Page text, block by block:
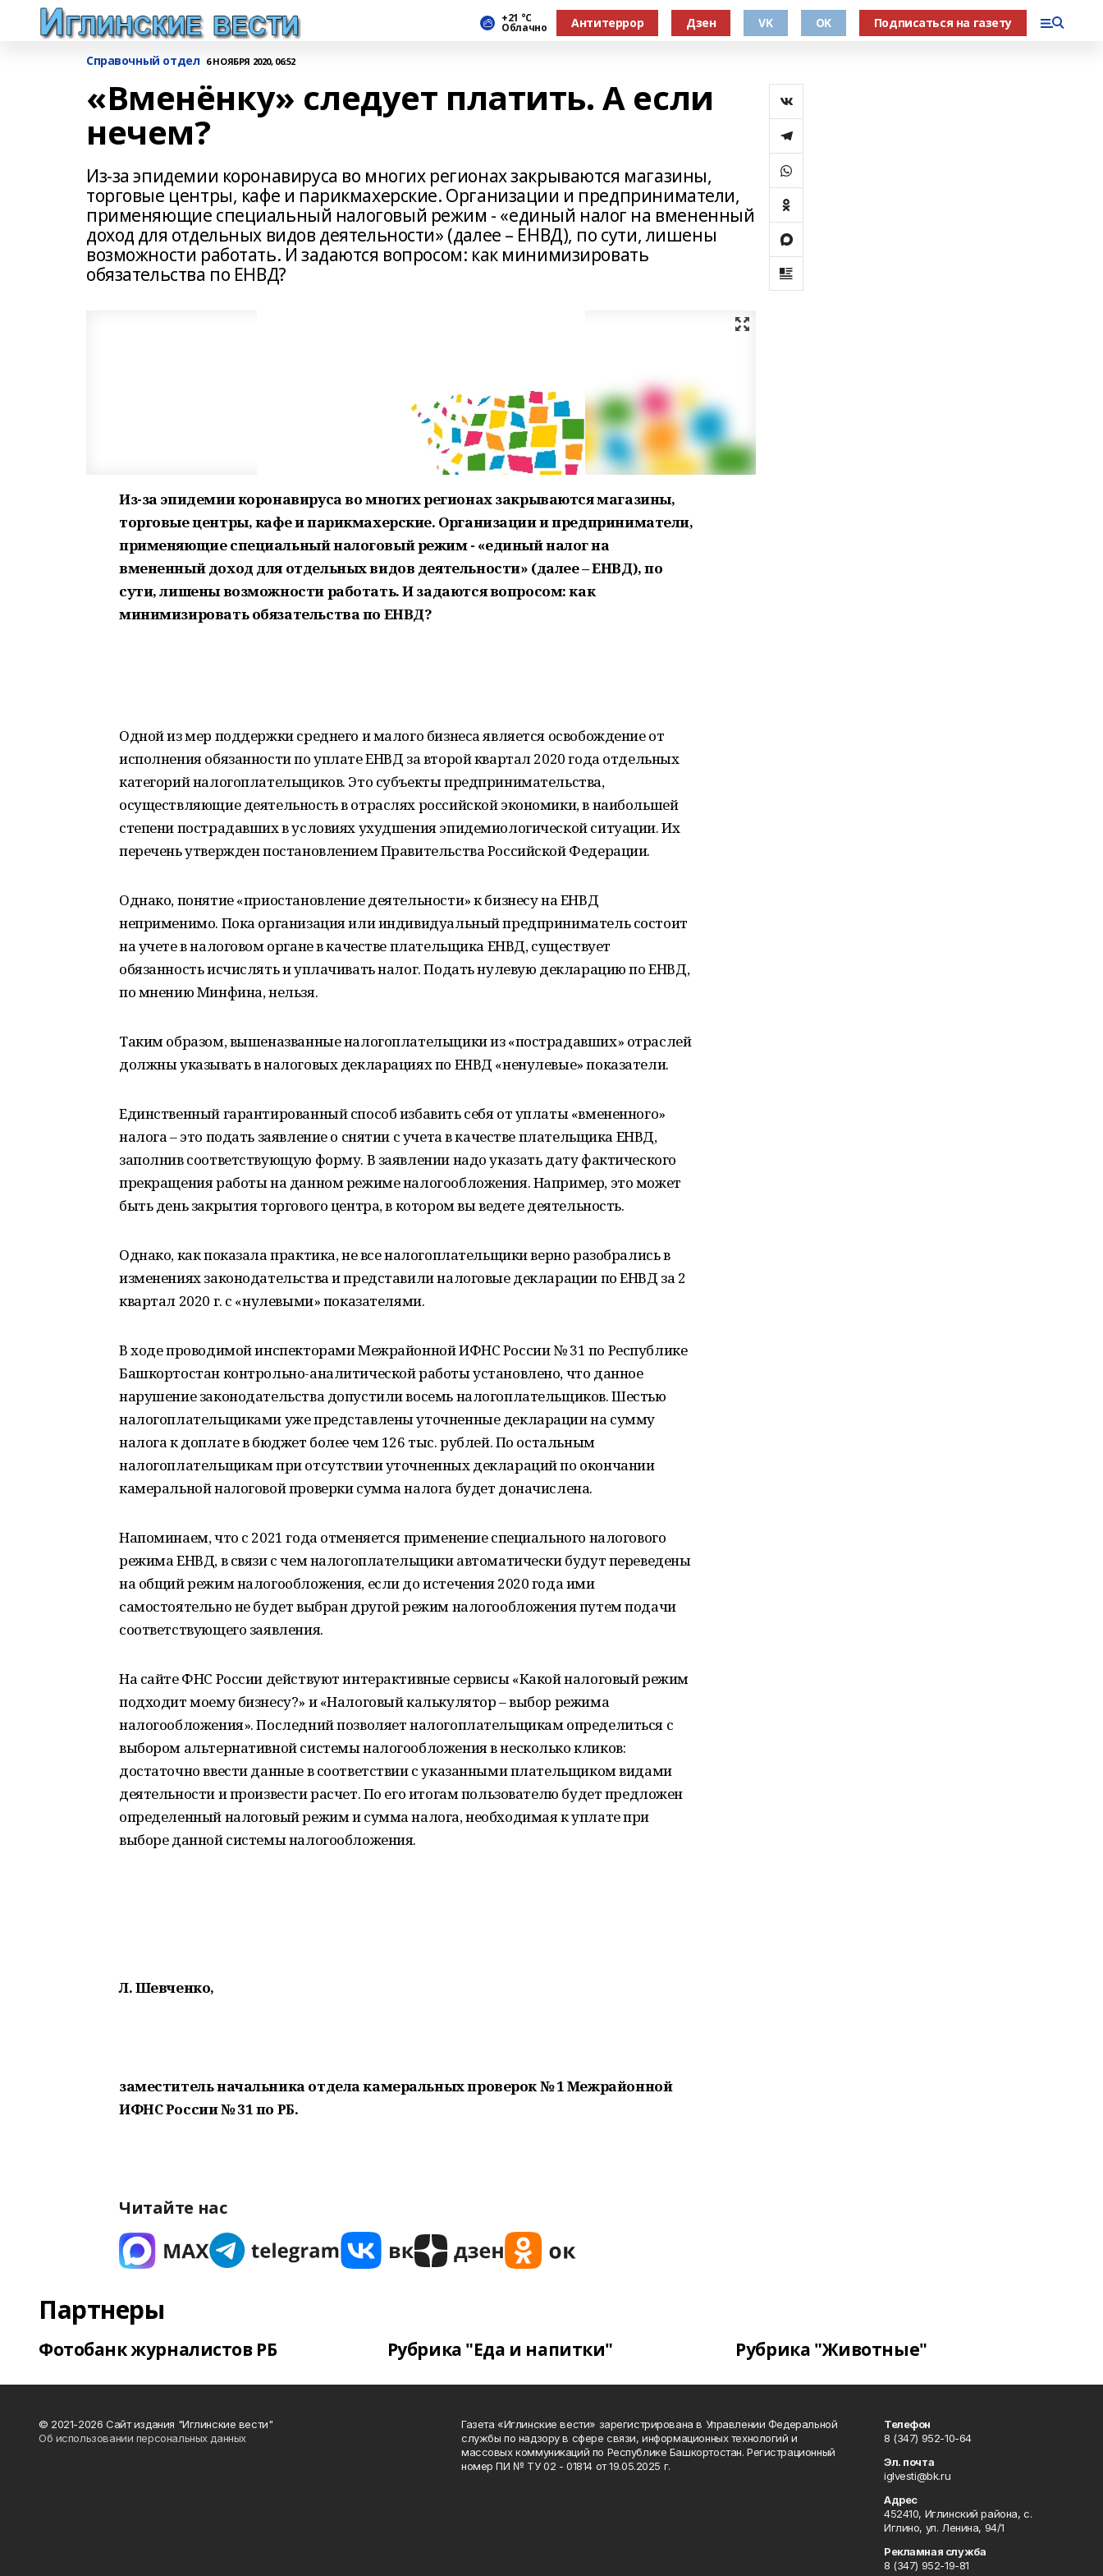
+21 °С
Облачно Антитеррор Дзен VK OK Подписаться на газету
Справочный отдел 6 НОЯБРЯ 2020, 06:52
«Вменёнку» следует платить. А если
нечем?
Из-за эпидемии коронавируса во многих регионах закрываются магазины,
торговые центры, кафе и парикмахерские. Организации и предприниматели,
применяющие специальный налоговый режим - «единый налог на вмененный
доход для отдельных видов деятельности» (далее – ЕНВД), по сути, лишены
возможности работать. И задаются вопросом: как минимизировать
обязательства по ЕНВД?
Из-за эпидемии коронавируса во многих регионах закрываются магазины,
торговые центры, кафе и парикмахерские. Организации и предприниматели,
применяющие специальный налоговый режим - «единый налог на
вмененный доход для отдельных видов деятельности» (далее – ЕНВД), по
сути, лишены возможности работать. И задаются вопросом: как
минимизировать обязательства по ЕНВД?
Одной из мер поддержки среднего и малого бизнеса является освобождение от
исполнения обязанности по уплате ЕНВД за второй квартал 2020 года отдельных
категорий налогоплательщиков. Это субъекты предпринимательства,
осуществляющие деятельность в отраслях российской экономики, в наибольшей
степени пострадавших в условиях ухудшения эпидемиологической ситуации. Их
перечень утвержден постановлением Правительства Российской Федерации.
Однако, понятие «приостановление деятельности» к бизнесу на ЕНВД
неприменимо. Пока организация или индивидуальный предприниматель состоит
на учете в налоговом органе в качестве плательщика ЕНВД, существует
обязанность исчислять и уплачивать налог. Подать нулевую декларацию по ЕНВД,
по мнению Минфина, нельзя.
Таким образом, вышеназванные налогоплательщики из «пострадавших» отраслей
должны указывать в налоговых декларациях по ЕНВД «ненулевые» показатели.
Единственный гарантированный способ избавить себя от уплаты «вмененного»
налога – это подать заявление о снятии с учета в качестве плательщика ЕНВД,
заполнив соответствующую форму. В заявлении надо указать дату фактического
прекращения работы на данном режиме налогообложения. Например, это может
быть день закрытия торгового центра, в котором вы ведете деятельность.
Однако, как показала практика, не все налогоплательщики верно разобрались в
изменениях законодательства и представили налоговые декларации по ЕНВД за 2
квартал 2020 г. с «нулевыми» показателями.
В ходе проводимой инспекторами Межрайонной ИФНС России № 31 по Республике
Башкортостан контрольно-аналитической работы установлено, что данное
нарушение законодательства допустили восемь налогоплательщиков. Шестью
налогоплательщиками уже представлены уточненные декларации на сумму
налога к доплате в бюджет более чем 126 тыс. рублей. По остальным
налогоплательщикам при отсутствии уточненных деклараций по окончании
камеральной налоговой проверки сумма налога будет доначислена.
Напоминаем, что с 2021 года отменяется применение специального налогового
режима ЕНВД, в связи с чем налогоплательщики автоматически будут переведены
на общий режим налогообложения, если до истечения 2020 года ими
самостоятельно не будет выбран другой режим налогообложения путем подачи
соответствующего заявления.
На сайте ФНС России действуют интерактивные сервисы «Какой налоговый режим
подходит моему бизнесу?» и «Налоговый калькулятор – выбор режима
налогообложения». Последний позволяет налогоплательщикам определиться с
выбором альтернативной системы налогообложения в несколько кликов:
достаточно ввести данные в соответствии с указанными плательщиком видами
деятельности и произвести расчет. По его итогам пользователю будет предложен
определенный налоговый режим и сумма налога, необходимая к уплате при
выборе данной системы налогообложения.
Л. Шевченко,
заместитель начальника отдела камеральных проверок № 1 Межрайонной
ИФНС России № 31 по РБ.
Читайте нас
Партнеры
Фотобанк журналистов РБ Рубрика "Еда и напитки" Рубрика "Животные"
© 2021-2026 Сайт издания "Иглинские вести"
Об использовании персональных данных
Газета «Иглинские вести» зарегистрирована в Управлении Федеральной
службы по надзору в сфере связи, информационных технологий и
массовых коммуникаций по Республике Башкортостан. Регистрационный
номер ПИ № ТУ 02 - 01814 от 19.05.2025 г.
Телефон
8 (347) 952-10-64
Эл. почта
iglvesti@bk.ru
Адрес
452410, Иглинский района, с.
Иглино, ул. Ленина, 94/1
Рекламная служба
8 (347) 952-19-81